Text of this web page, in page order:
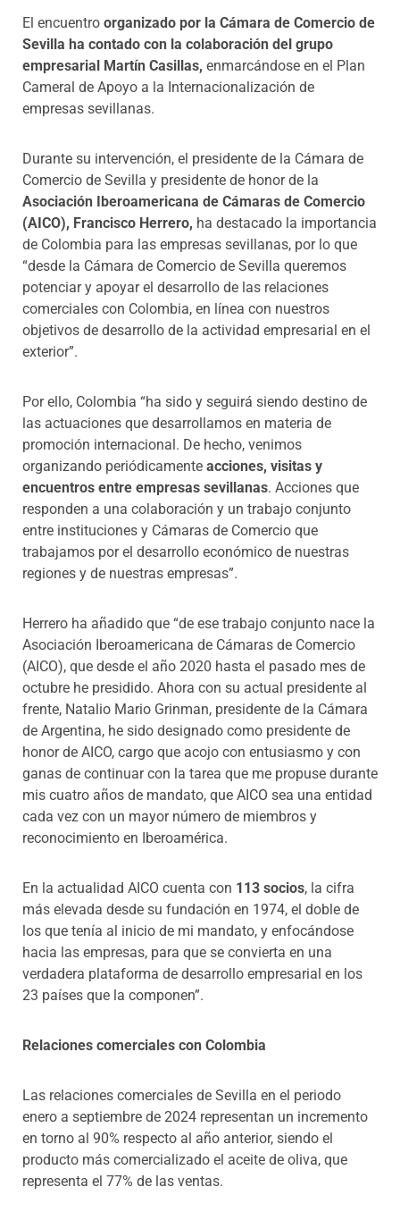
El encuentro organizado por la Cámara de Comercio de
Sevilla ha contado con la colaboración del grupo
empresarial Martín Casillas, enmarcándose en el Plan
Cameral de Apoyo a la Internacionalización de
empresas sevillanas.
Durante su intervención, el presidente de la Cámara de
Comercio de Sevilla y presidente de honor de la
Asociación Iberoamericana de Cámaras de Comercio
(AICO), Francisco Herrero, ha destacado la importancia
de Colombia para las empresas sevillanas, por lo que
“desde la Cámara de Comercio de Sevilla queremos
potenciar y apoyar el desarrollo de las relaciones
comerciales con Colombia, en línea con nuestros
objetivos de desarrollo de la actividad empresarial en el
exterior”.
Por ello, Colombia “ha sido y seguirá siendo destino de
las actuaciones que desarrollamos en materia de
promoción internacional. De hecho, venimos
organizando periódicamente acciones, visitas y
encuentros entre empresas sevillanas. Acciones que
responden a una colaboración y un trabajo conjunto
entre instituciones y Cámaras de Comercio que
trabajamos por el desarrollo económico de nuestras
regiones y de nuestras empresas”.
Herrero ha añadido que “de ese trabajo conjunto nace la
Asociación Iberoamericana de Cámaras de Comercio
(AICO), que desde el año 2020 hasta el pasado mes de
octubre he presidido. Ahora con su actual presidente al
frente, Natalio Mario Grinman, presidente de la Cámara
de Argentina, he sido designado como presidente de
honor de AICO, cargo que acojo con entusiasmo y con
ganas de continuar con la tarea que me propuse durante
mis cuatro años de mandato, que AICO sea una entidad
cada vez con un mayor número de miembros y
reconocimiento en Iberoamérica.
En la actualidad AICO cuenta con 113 socios, la cifra
más elevada desde su fundación en 1974, el doble de
los que tenía al inicio de mi mandato, y enfocándose
hacia las empresas, para que se convierta en una
verdadera plataforma de desarrollo empresarial en los
23 países que la componen”.
Relaciones comerciales con Colombia
Las relaciones comerciales de Sevilla en el periodo
enero a septiembre de 2024 representan un incremento
en torno al 90% respecto al año anterior, siendo el
producto más comercializado el aceite de oliva, que
representa el 77% de las ventas.